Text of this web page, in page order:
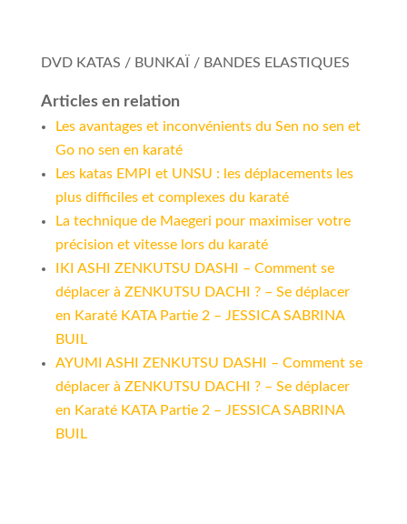
DVD KATAS / BUNKAÏ / BANDES ELASTIQUES
Articles en relation
Les avantages et inconvénients du Sen no sen et
Go no sen en karaté
Les katas EMPI et UNSU : les déplacements les
plus difficiles et complexes du karaté
La technique de Maegeri pour maximiser votre
précision et vitesse lors du karaté
IKI ASHI ZENKUTSU DASHI – Comment se
déplacer à ZENKUTSU DACHI ? – Se déplacer
en Karaté KATA Partie 2 – JESSICA SABRINA
BUIL
AYUMI ASHI ZENKUTSU DASHI – Comment se
déplacer à ZENKUTSU DACHI ? – Se déplacer
en Karaté KATA Partie 2 – JESSICA SABRINA
BUIL